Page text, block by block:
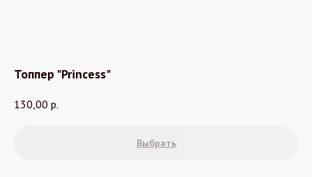
Топпер "Princess"
130,00 р.
Выбрать